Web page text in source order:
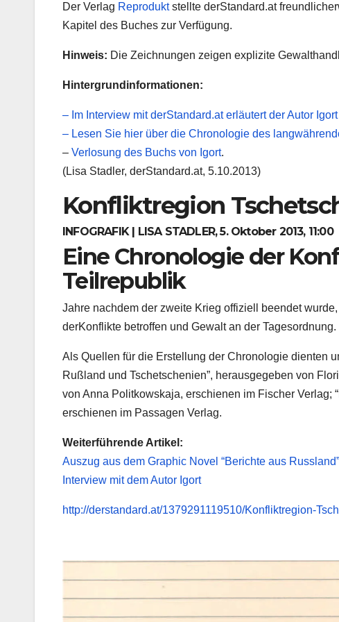
Der Verlag Reproduktstellte derStandard.at
Kapitel des Buches zur Verfügung.
Hinweis: Die Zeichnungen zeigen explizite
Hintergrundinformationen:
– Im Interview mit derStandard.at erläutert der Autor
– Lesen Sie hier über die Chronologie des
– Verlosung des Buchs von Igort.
(Lisa Stadler, derStandard.at, 5.10.2013)
Konfliktregion
INFOGRAFIK | LISA STADLER, 5. Oktober 2013, 11:00
Eine Chronologie der
Teilrepublik
Jahre nachdem der zweite Krieg offiziell beendet
derKonflikte betroffen und Gewalt an der Tagesordnung.
Als Quellen für die Erstellung der Chronologie dienten
Rußland und Tschetschenien”, herausgegeben von
von Anna Politkowskaja, erschienen im Fischer Verlag;
erschienen im Passagen Verlag.
Weiterführende Artikel:
Auszug aus dem Graphic Novel “Berichte aus
Interview mit dem Autor Igort
http://derstandard.at/1379291119510/Konfliktregion-